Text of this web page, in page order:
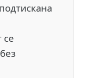
се